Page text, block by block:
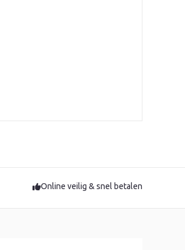
Online veilig & snel betalen